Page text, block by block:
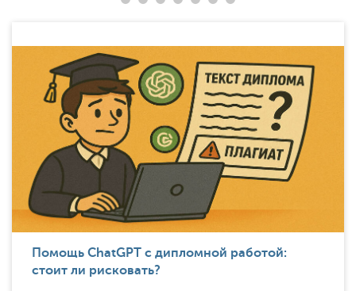
Помощь ChatGPT с дипломной работой:
стоит ли рисковать?